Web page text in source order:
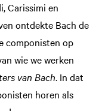
Carissimi en
ontdekte Bach de
componisten op
wie we werken
van Bach. In dat
horen als